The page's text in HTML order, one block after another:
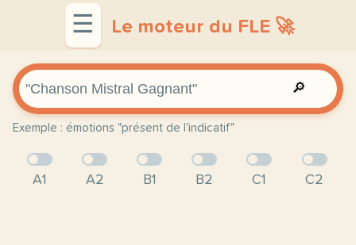
☰ Le moteur du FLE 🚀
🔎
Exemple : émotions "présent de l'indicatif"
A1 A2 B1 B2 C1 C2